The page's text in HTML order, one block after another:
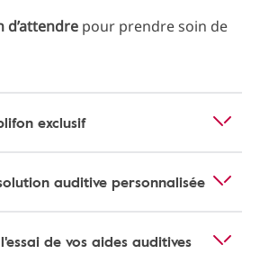
d’attendre pour prendre soin de
exclusif
auditive personnalisée
de vos aides auditives